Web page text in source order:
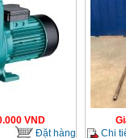
VND
Đặt hàng
Chi